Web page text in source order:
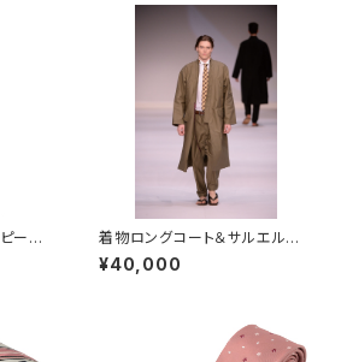
ース
- F
着物ロングコート＆サルエルパ
ンツセット カーキ メンズ 48L -
FORTUNA Tokyo レンタル
¥40,000